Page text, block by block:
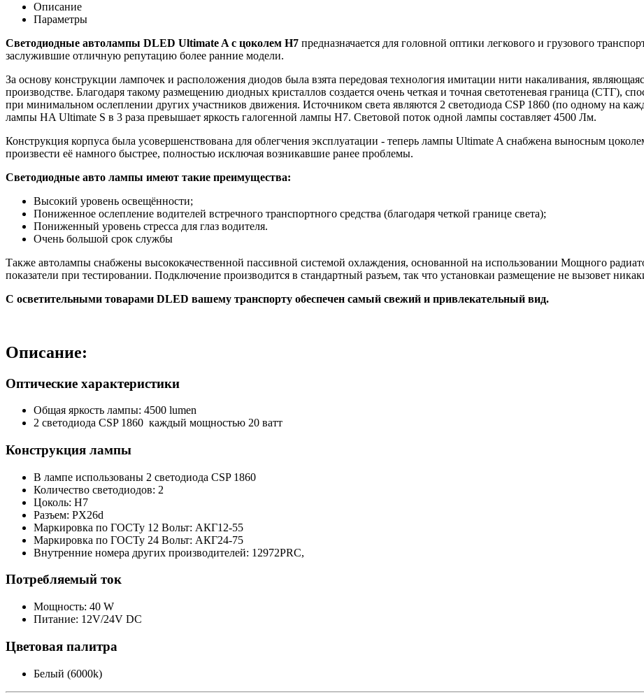
Описание
Параметры
Светодиодные автолампы DLED Ultimate A с цоколем H7 предназначается для головной оптики легкового и грузового
заслужившие отличную репутацию более ранние модели.
За основу конструкции лампочек и расположения диодов была взята передовая технология имитации нити накаливания,
производстве. Благодаря такому размещению диодных кристаллов создается очень четкая и точная светотеневая граница (СТГ),
при минимальном ослеплении других участников движения. Источником света являются 2 светодиода CSP 1860 (по одному на
лампы HA Ultimate S в 3 раза превышает яркость галогенной лампы H7. Световой поток одной лампы составляет 4500 Лм.
Конструкция корпуса была усовершенствована для облегчения эксплуатации - теперь лампы Ultimate A снабжена выносным
произвести её намного быстрее, полностью исключая возникавшие ранее проблемы.
Светодиодные авто лампы имеют такие преимущества:
Высокий уровень освещённости;
Пониженное ослепление водителей встречного транспортного средства (благодаря четкой границе света);
Пониженный уровень стресса для глаз водителя.
Очень большой срок службы
Также автолампы снабжены высококачественной пассивной системой охлаждения, основанной на использовании Мощного
показатели при тестировании. Подключение производится в стандартный разъем, так что установкаи размещение не вызовет
С осветительными товарами DLED вашему транспорту обеспечен самый свежий и привлекательный вид.
Описание:
Оптические характеристики
Общая яркость лампы: 4500 lumen
2 светодиода CSP 1860 каждый мощностью 20 ватт
Конструкция лампы
В лампе использованы 2 светодиодa CSP 1860
Количество светодиодов: 2
Цоколь: H7
Разъем: PX26d
Маркировка по ГОСТу 12 Вольт: АКГ12-55
Маркировка по ГОСТу 24 Вольт: АКГ24-75
Внутренние номера других производителей: 12972PRC,
Потребляемый ток
Мощность: 40 W
Питание: 12V/24V DC
Цветовая палитра
Белый (6000k)